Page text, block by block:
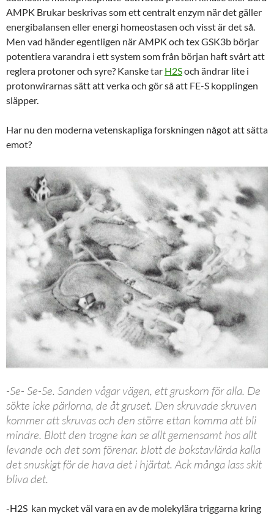
AMPK Brukar beskrivas som ett centralt enzym när det gäller
energibalansen eller energi homeostasen och visst är det så.
Men vad händer egentligen när AMPK och tex GSK3b börjar
potentiera varandra i ett system som från början haft svårt att
reglera protoner och syre? Kanske tar H2Soch ändrar lite i
protonwirarnas sätt att verka och gör så att FE-S kopplingen
släpper.
Har nu den moderna vetenskapliga forskningen något att sätta
emot?
-Se- Se-Se. Sanden vågar vägen, ett gruskorn för alla. De
sökte icke pärlorna, de åt gruset. Den skruvade skruven
kommer att skruvas och den större ettan komma att bli
mindre. Blott den trogne kan se allt gemensamt hos allt
levande och det som förenar. blott de bokstavlärda kalla
det snuskigt för de hava det i hjärtat. Ack många lass skit
bliva det.
-H2S kan mycket väl vara en av de molekylära triggarna kring